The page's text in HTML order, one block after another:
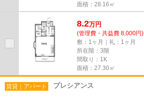
面積：28.16㎡
8.2万円
(管理費・共益費 8,000円)
敷：1ヶ月｜礼：1ヶ月
所在階：3階
間取り：1K
面積：27.30㎡
賃貸｜アパート プレシアンス